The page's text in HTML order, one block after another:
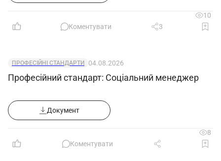
10
Коментувати
3
ПРОФЕСІЙНІ СТАНДАРТИ 04.08.2026
Професійний стандарт: Соціальний менеджер
Документ
8
Коментувати